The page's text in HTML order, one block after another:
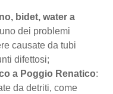
bidet, water a
dei problemi
causate da tubi
difettosi;
a Poggio Renatico:
da detriti, come